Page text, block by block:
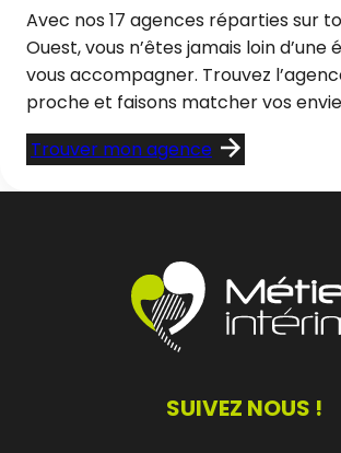
Avec nos 17 agences réparties sur
Ouest, vous n’êtes jamais loin
vous accompagner. Trouvez
proche et faisons matcher vos
Trouver mon agence
SUIVEZ NOUS !